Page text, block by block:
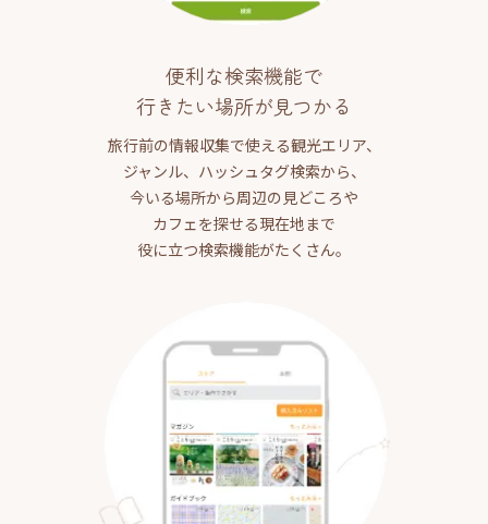
便利な検索機能で
行きたい場所が見つかる
旅行前の情報収集で使える観光エリア、
ジャンル、ハッシュタグ検索から、
今いる場所から周辺の見どころや
カフェを探せる現在地まで
役に立つ検索機能がたくさん。